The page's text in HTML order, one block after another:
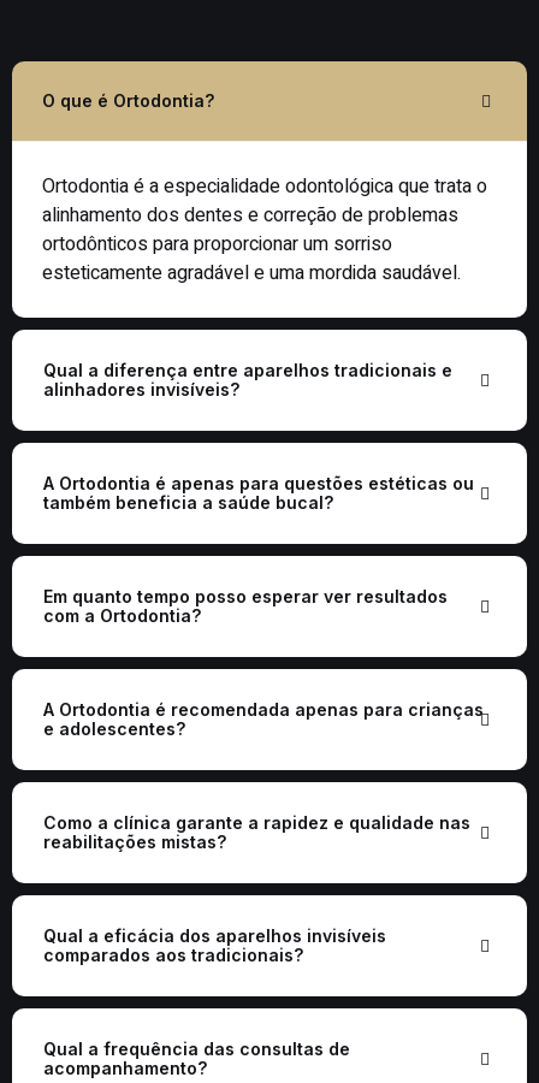
O que é Ortodontia?
Ortodontia é a especialidade odontológica que trata o
alinhamento dos dentes e correção de problemas
ortodônticos para proporcionar um sorriso
esteticamente agradável e uma mordida saudável.
Qual a diferença entre aparelhos tradicionais e
alinhadores invisíveis?
A Ortodontia é apenas para questões estéticas ou
também beneficia a saúde bucal?
Em quanto tempo posso esperar ver resultados
com a Ortodontia?
A Ortodontia é recomendada apenas para crianças
e adolescentes?
Como a clínica garante a rapidez e qualidade nas
reabilitações mistas?
Qual a eficácia dos aparelhos invisíveis
comparados aos tradicionais?
Qual a frequência das consultas de
acompanhamento?